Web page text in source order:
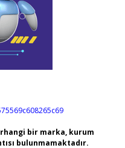
bir marka, kurum
bulunmamaktadır.